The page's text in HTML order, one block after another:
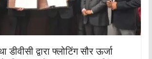
द्वारा फ्लोटिंग सौर ऊर्जा